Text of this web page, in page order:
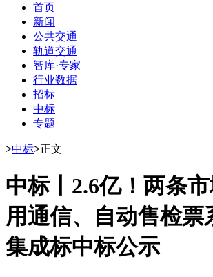
首页
新闻
公共交通
轨道交通
智库·专家
行业数据
招标
中标
专题
>中标>正文
中标丨2.6亿！两条
用通信、自动售检票
集成标中标公示